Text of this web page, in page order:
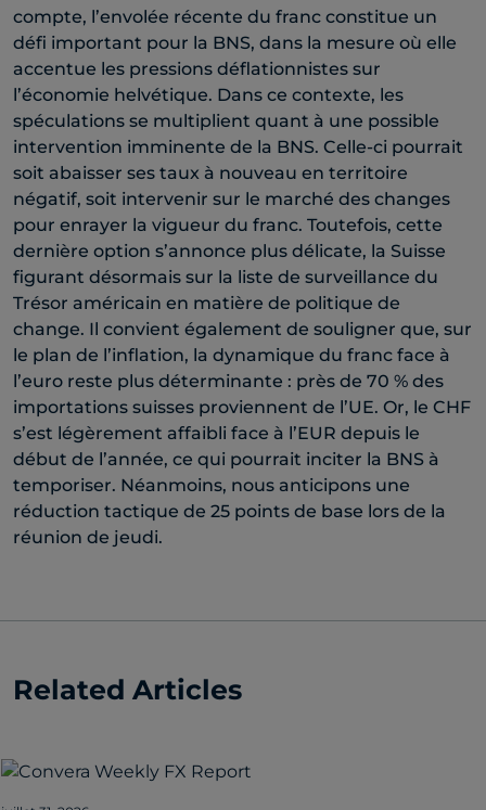
compte, l’envolée récente du franc constitue un
défi important pour la BNS, dans la mesure où elle
accentue les pressions déflationnistes sur
l’économie helvétique. Dans ce contexte, les
spéculations se multiplient quant à une possible
intervention imminente de la BNS. Celle-ci pourrait
soit abaisser ses taux à nouveau en territoire
négatif, soit intervenir sur le marché des changes
pour enrayer la vigueur du franc. Toutefois, cette
dernière option s’annonce plus délicate, la Suisse
figurant désormais sur la liste de surveillance du
Trésor américain en matière de politique de
change. Il convient également de souligner que, sur
le plan de l’inflation, la dynamique du franc face à
l’euro reste plus déterminante : près de 70 % des
importations suisses proviennent de l’UE. Or, le CHF
s’est légèrement affaibli face à l’EUR depuis le
début de l’année, ce qui pourrait inciter la BNS à
temporiser. Néanmoins, nous anticipons une
réduction tactique de 25 points de base lors de la
réunion de jeudi.
Related Articles